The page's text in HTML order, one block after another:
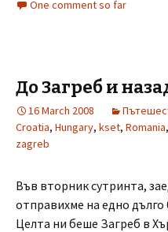
One comment so far
До Загреб и
16 March 2008
Croatia, Hungary, kset, Romania,
zagreb
Във вторник сутринта,
отправихме на едно
Целта ни беше Загреб в